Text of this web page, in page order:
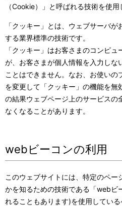
（Cookie）」と呼ばれる技術を使
「クッキー」とは、ウェブサーバ
する業界標準の技術です。
「クッキー」はお客さまのコンピ
が、お客さまが個人情報を入力しな
ことはできません。なお、お使いの
を変更して「クッキー」の機能を無
の結果ウェブページ上のサービスの
なくなることがあります。
webビーコンの利用
このウェブサイトには、特定のペー
かを知るための技術である「webビ
れることもあります)を使用してい